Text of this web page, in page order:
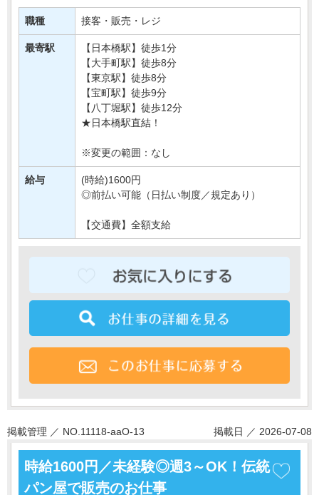
「販売のお仕事初めて…」
「パン屋さんで働いたことない…」
⇒そんな方でも大丈夫◎
一人になることはほとん・・・
職種 接客・販売・レジ
最寄駅
【日本橋駅】徒歩1分
【大手町駅】徒歩8分
【東京駅】徒歩8分
【宝町駅】徒歩9分
【八丁堀駅】徒歩12分
★日本橋駅直結！
※変更の範囲：なし
給与
(時給)1600円
◎前払い可能（日払い制度／規定あり）
【交通費】全額支給
掲載管理 ／ NO.11118-aaO-13 掲載日 ／ 2026-07-08
時給1600円／未経験◎週3～OK！伝統
パン屋で販売のお仕事